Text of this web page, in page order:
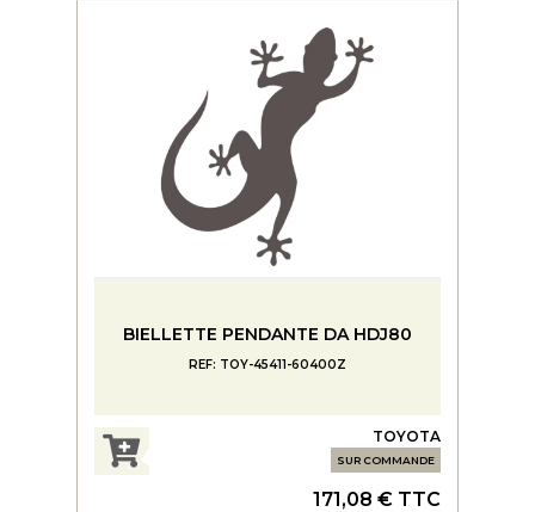
BIELLETTE PENDANTE DA HDJ80
REF: TOY-45411-60400Z
TOYOTA
SUR COMMANDE
171,08 € TTC